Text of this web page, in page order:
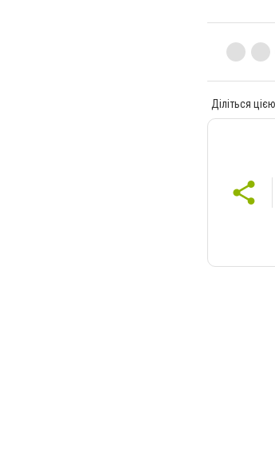
Діліться